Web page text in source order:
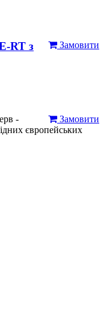
Замовити
RT з
Замовити
-
європейських